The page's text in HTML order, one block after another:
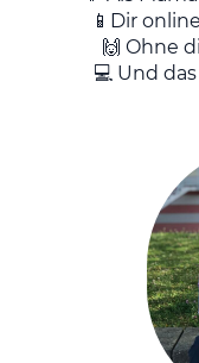
📱Dir
🙌 Ohne
💻 Und